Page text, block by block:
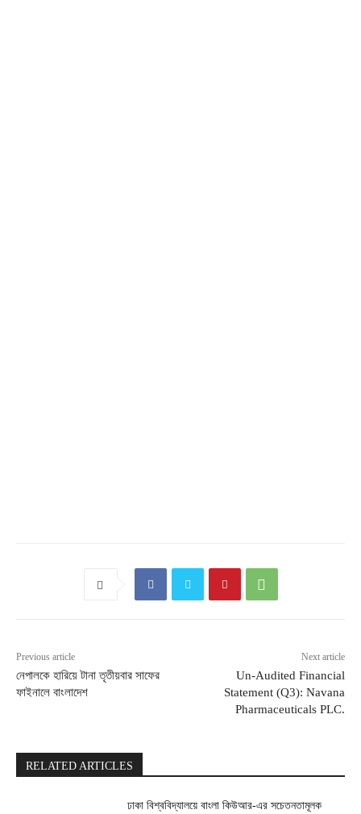
Previous article
নেপালকে হারিয়ে টানা তৃতীয়বার সাফের
ফাইনালে বাংলাদেশ
Next article
Un-Audited Financial
Statement (Q3): Navana
Pharmaceuticals PLC.
RELATED ARTICLES
ঢাকা বিশ্ববিদ্যালয়ে বাংলা কিউআর-এর সচেতনতামূলক